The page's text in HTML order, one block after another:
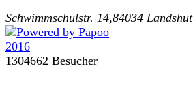
Schwimmschulstr. 14,84034 Landshut
1304662 Besucher